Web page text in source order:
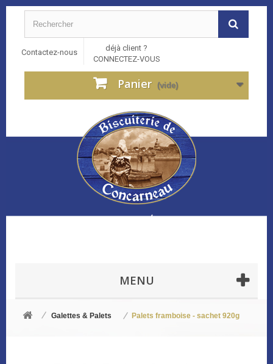
Contactez-nous
déjà client ?
CONNECTEZ-VOUS
Panier (vide)
MENU
Galettes & Palets Palets framboise - sachet 920g